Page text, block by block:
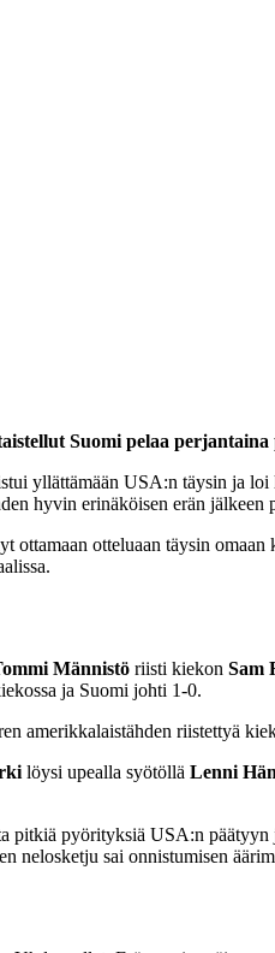
Suomi pelaa
yllättämään USA:n täysin ja
hyvin erinäköisen erän jälkeen
ottamaan otteluaan täysin
Männistö riisti kiekon Sam
ja Suomi johti 1-0.
amerikkalaistähden riistettyä
löysi upealla syötöllä Lenni
pitkiä pyörityksiä USA:n
nelosketju sai onnistumisen